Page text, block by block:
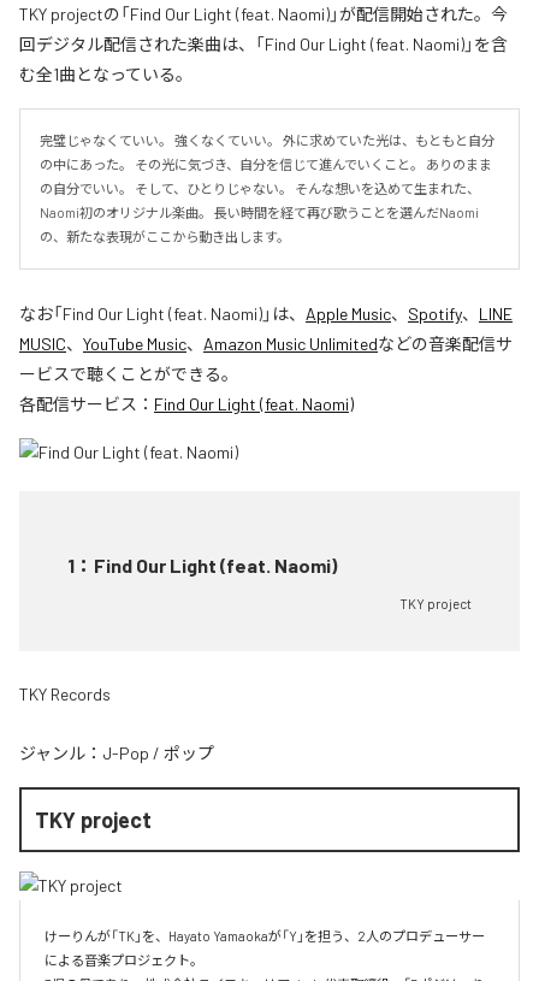
TKY projectの「Find Our Light (feat. Naomi)」が配信開始された。今
回デジタル配信された楽曲は、「Find Our Light (feat. Naomi)」を含
む全1曲となっている。
完璧じゃなくていい。 強くなくていい。 外に求めていた光は、もともと自分
の中にあった。 その光に気づき、自分を信じて進んでいくこと。 ありのまま
の自分でいい。 そして、ひとりじゃない。 そんな想いを込めて生まれた、
Naomi初のオリジナル楽曲。 長い時間を経て再び歌うことを選んだNaomi
の、新たな表現がここから動き出します。
なお「Find Our Light (feat. Naomi)」は、 Apple Music、 Spotify、 LINE
MUSIC、 YouTube Music、 Amazon Music Unlimitedなどの音楽配信サ
ービスで聴くことができる。
各配信サービス： Find Our Light (feat. Naomi)
1 ： Find Our Light (feat. Naomi)
TKY project
TKY Records
ジャンル： J-Pop / ポップ
TKY project
けーりんが「TK」を、Hayato Yamaokaが「Y」を担う、2人のプロデューサー
による音楽プロジェクト。